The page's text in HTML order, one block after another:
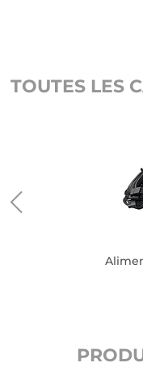
TOUTES LES